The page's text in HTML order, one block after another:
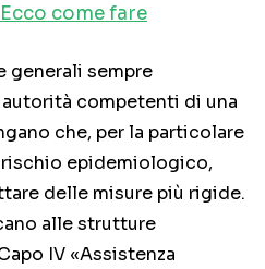
come fare
generali sempre
competenti di una
che, per la particolare
epidemiologico,
delle misure più rigide.
alle strutture
IV «Assistenza